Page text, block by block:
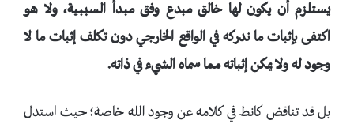
يستلزم أن يكون لها خالق مبدع وفق مبدأ السببية، ولا هو
اكتفى بإثبات ما ندركه في الواقع الخارجي دون تكلف إثبات ما لا
وجود له ولا يمكن إثباته مما سماه الشيء في ذاته.
بل قد تناقض كانط في كلامه عن وجود الله خاصة؛ حيث استدل